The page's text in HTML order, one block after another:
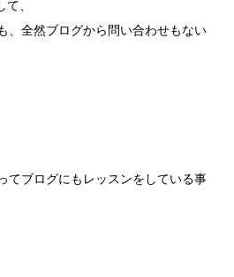
、
、全然ブログから問い合わせもない
てブログにもレッスンをしている事